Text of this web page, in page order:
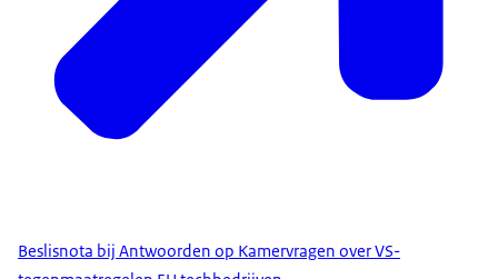
Beslisnota bij Antwoorden op Kamervragen over VS-